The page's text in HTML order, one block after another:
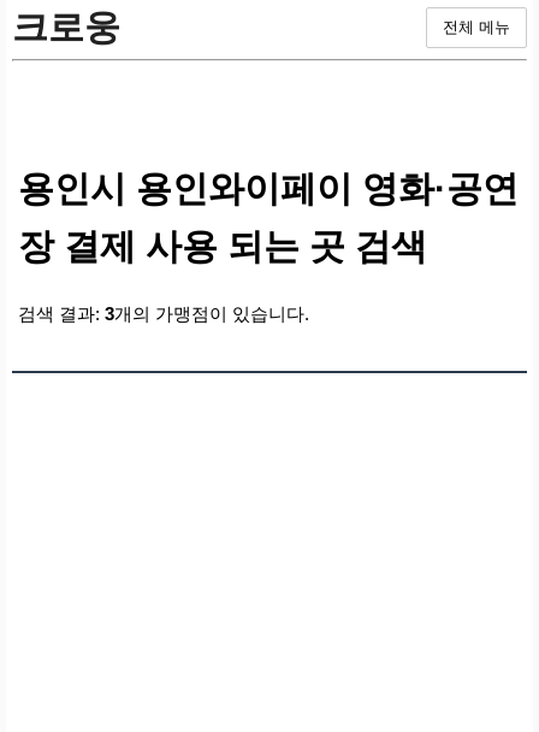
크로웅 전체 메뉴
용인시 용인와이페이 영화·공연
장 결제 사용 되는 곳 검색
검색 결과: 3개의 가맹점이 있습니다.